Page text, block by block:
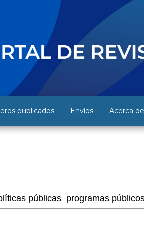
publicados Envíos Acerca de